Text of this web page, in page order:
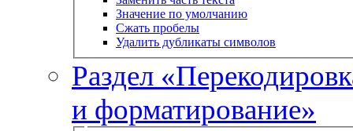
Значение по умолчанию
Сжать пробелы
Удалить дубликаты символов
Раздел
и форматирование»